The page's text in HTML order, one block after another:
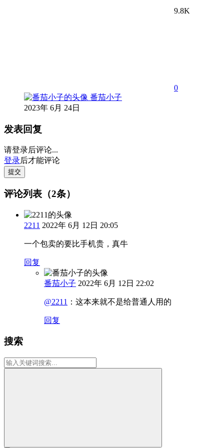
9.8K
0
番茄小子
2023年 6月 24日
发表回复
请登录后评论...
登录后才能评论
提交
评论列表（2条）
2211 2022年 6月 12日 20:05
一个包卖的要比手机贵，真牛
回复
番茄小子 2022年 6月 12日 22:02
@2211 ： 这本来就不是给普通人用的
回复
搜索